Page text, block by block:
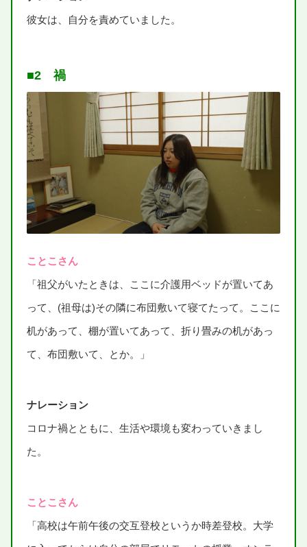
彼女は、 自分を責めていました。
■2 禍
ことこさん
「祖父がいたときは、ここに介護用ベッドが置いてあ
って、(祖母は)その隣に布団敷いて寝てたって。ここに
机があって、 棚が置いてあって、 折り畳みの机があっ
て、 布団敷いて、とか。」
ナレーション
コロナ禍とともに、 生活や環境 も変わっていきまし
た。
ことこさん
「高校は午前午後の交互登校というか時差登校。 大学